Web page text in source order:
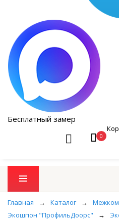
Бесплатный замер
0
Главная → Каталог →
Экошпон "ПрофильДоорс"
→